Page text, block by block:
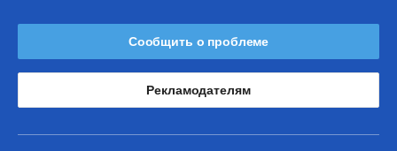
Сообщить о проблеме
Рекламодателям